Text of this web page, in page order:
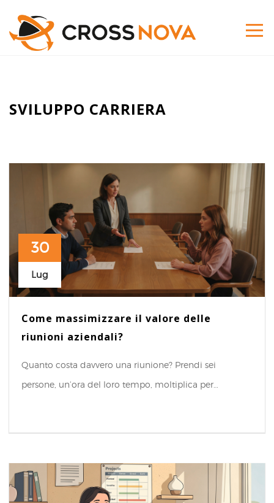
SVILUPPO CARRIERA
30
Lug
Come massimizzare il valore delle
riunioni aziendali?
Quanto costa davvero una riunione? Prendi sei
persone, un’ora del loro tempo, moltiplica per…